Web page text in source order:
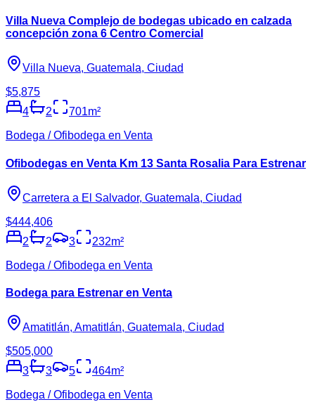
Villa Nueva Complejo de bodegas ubicado en calzada
concepción zona 6 Centro Comercial
Villa Nueva, Guatemala, Ciudad
$5,875
4
2 701m²
Bodega / Ofibodega en Venta
Ofibodegas en Venta Km 13 Santa Rosalia Para Estrenar
Carretera a El Salvador, Guatemala, Ciudad
$444,406
2
2 3 232m²
Bodega / Ofibodega en Venta
Bodega para Estrenar en Venta
Amatitlán, Amatitlán, Guatemala, Ciudad
$505,000
3
3 5 464m²
Bodega / Ofibodega en Venta